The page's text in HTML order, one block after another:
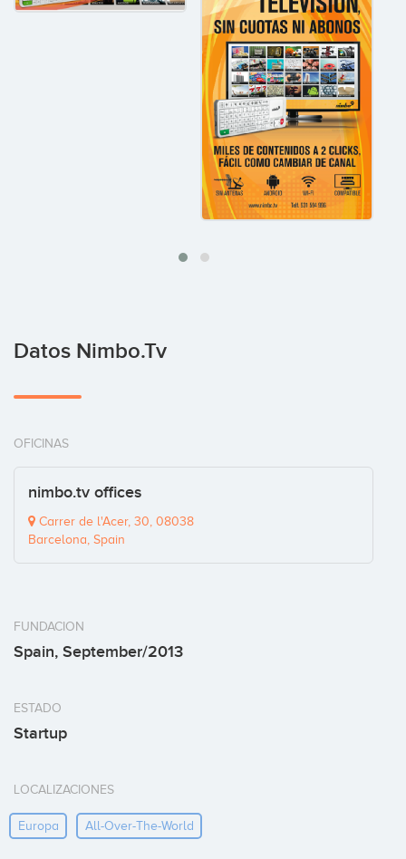
Datos Nimbo.tv
OFICINAS
nimbo.tv offices
Carrer de l'Acer, 30, 08038
Barcelona, Spain
FUNDACION
Spain, September/2013
ESTADO
Startup
LOCALIZACIONES
Europa All-Over-The-World